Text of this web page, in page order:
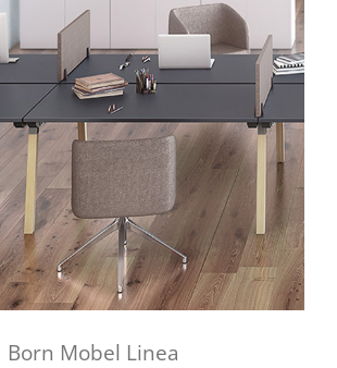
Born Mobel Linea